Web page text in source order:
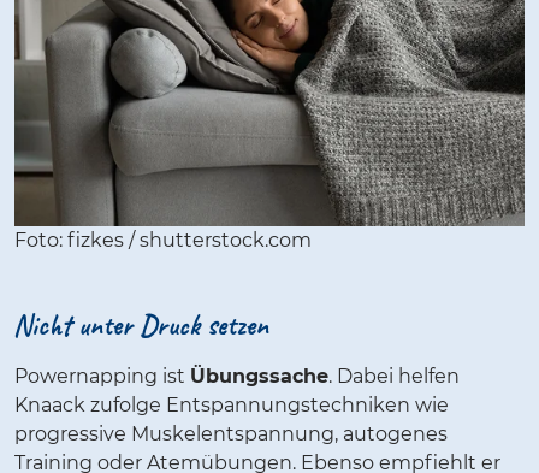
Foto: fizkes / shutterstock.com
Nicht unter Druck setzen
Powernapping ist Übungssache. Dabei helfen
Knaack zufolge Entspannungstechniken wie
progressive Muskelentspannung, autogenes
Training oder Atemübungen. Ebenso empfiehlt er